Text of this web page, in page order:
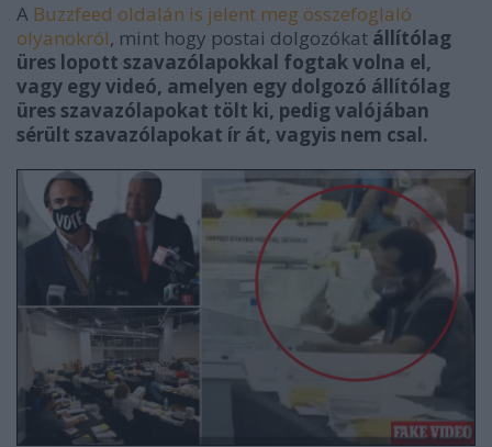
A Buzzfeed oldalán is jelent meg összefoglaló
olyanokról, mint hogy postai dolgozókat állítólag
üres lopott szavazólapokkal fogtak volna el,
vagy egy videó, amelyen egy dolgozó állítólag
üres szavazólapokat tölt ki, pedig valójában
sérült szavazólapokat ír át, vagyis nem csal.